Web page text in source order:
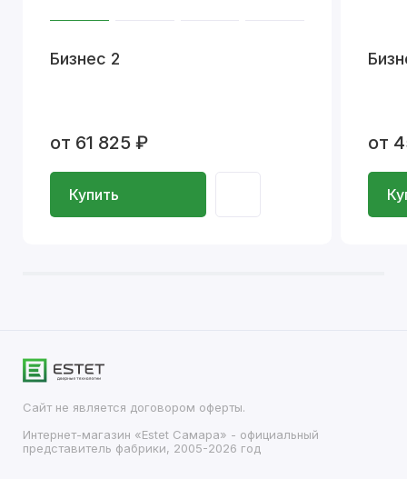
Бизнес 2
от 61 825 ₽
Купить
от
Сайт не является договором оферты.
Интернет-магазин «Estet Самара» - официальный
представитель фабрики, 2005-2026 год